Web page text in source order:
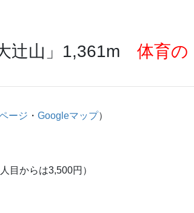
辻山」1,361m 体育の
ージ ・ Googleマップ）
目からは3,500円）